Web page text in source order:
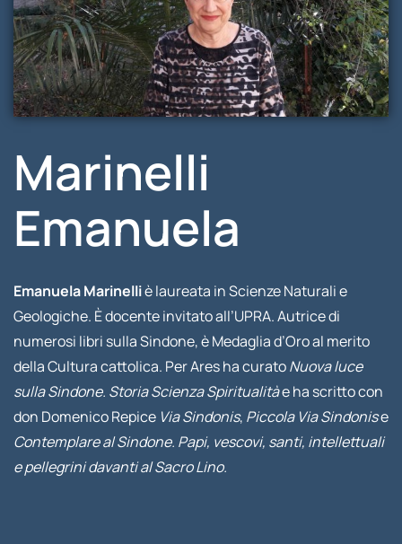
Marinelli
Emanuela
Emanuela Marinelliè laureata in Scienze Naturali e
Geologiche. È docente invitato all’UPRA. Autrice di
numerosi libri sulla Sindone, è Medaglia d’Oro al merito
della Cultura cattolica. Per Ares ha curatoNuova luce
sulla Sindone. Storia Scienza Spiritualitàe ha scritto con
don Domenico Repice Via Sindonis, Piccola Via Sindonise
Contemplare al Sindone. Papi, vescovi, santi, intellettuali
e pellegrini davanti al Sacro Lino.